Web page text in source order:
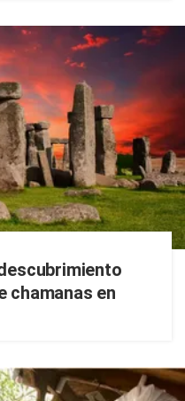
chamanas en